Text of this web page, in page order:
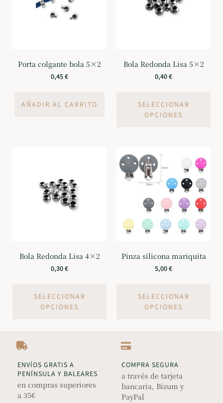
Porta colgante bola 5×2
0,45€
AÑADIR AL CARRITO
Bola Redonda Lisa 5×2
0,40€
SELECCIONAR
OPCIONES
Bola Redonda Lisa 4×2
0,30€
SELECCIONAR
OPCIONES
Pinza silicona mariquita
5,00€
SELECCIONAR
OPCIONES
ENVÍOS GRATIS A
PENÍNSULA Y BALEARES
en compras superiores
a 35€
COMPRA SEGURA
a través de tarjeta
bancaria, Bizum y
PayPal